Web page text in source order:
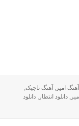
آهنگ امیر,آهنگ تاجیک,
,دانلود انتظار,دانلود